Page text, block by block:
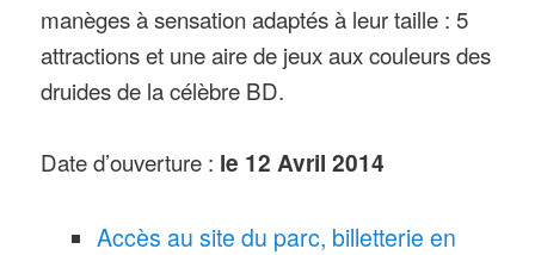
manèges à sensation adaptés à leur taille : 5
attractions et une aire de jeux aux couleurs des
druides de la célèbre BD.
Date d’ouverture : le 12 Avril 2014
Accès au site du parc, billetterie en